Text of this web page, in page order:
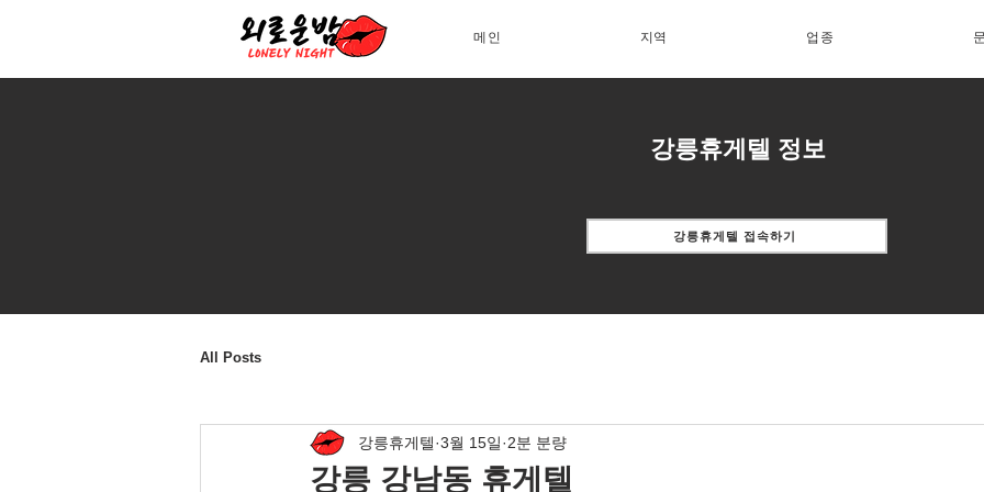
메인 지역 업종
강릉휴게텔 정보
강릉휴게텔 접속하기
All Posts
강릉 강남동 휴게텔
강릉휴게텔 3월 15일 2분 분량